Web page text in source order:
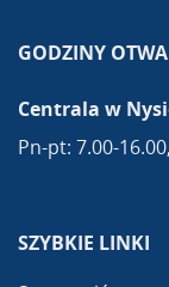
GODZINY
Centrala w
Pn-pt: 7.00-
SZYBKIE LINKI